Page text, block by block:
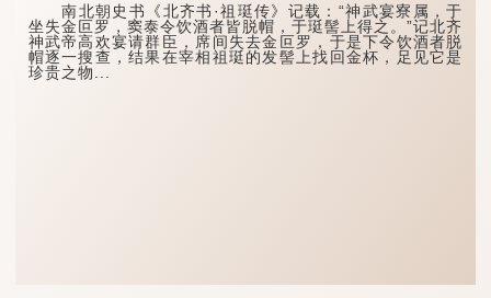
南北朝史书《北齐书·祖珽传》记载：“神武宴寮属，于
坐失金叵罗，窦泰令饮酒者皆脱帽，于珽髻上得之。”记北齐
神武帝高欢宴请群臣，席间失去金叵罗，于是下令饮酒者脱
帽逐一搜查，结果在宰相祖珽的发髻上找回金杯，足见它是
珍贵之物...